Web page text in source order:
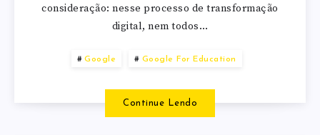
consideração: nesse processo de transformação
digital, nem todos…
Google Google For Education
Continue Lendo